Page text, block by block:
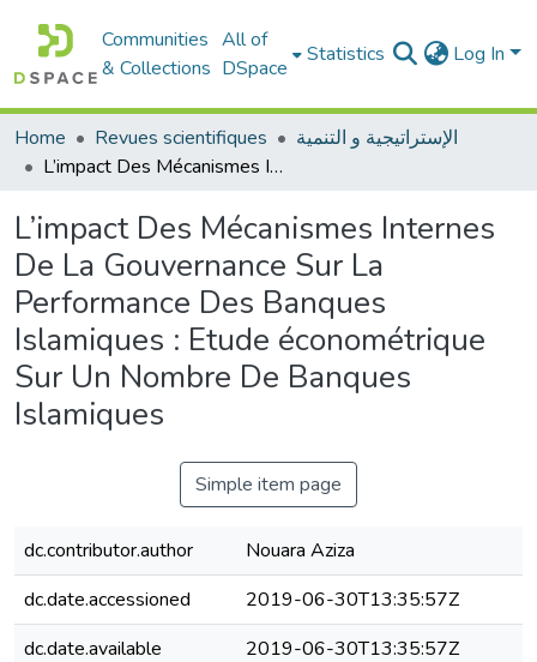
Communities
& Collections
All of
DSpace
Statistics Log In
Home Revues scientifiques
الإستراتيجية و التنمية
L’impact Des Mécanismes Internes De La Gouvernance Sur La Performance Des Banques Islamiques : Etude économétrique Sur Un Nombre De Banques Islamiques
L’impact Des Mécanismes Internes
De La Gouvernance Sur La
Performance Des Banques
Islamiques : Etude économétrique
Sur Un Nombre De Banques
Islamiques
Simple item page
dc.contributor.author
Nouara Aziza
dc.date.accessioned
2019-06-30T13:35:57Z
dc.date.available
2019-06-30T13:35:57Z